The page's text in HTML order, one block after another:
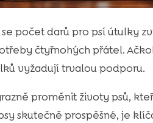
počet darů pro psí útulky
čtyřnohých přátel.
vyžadují trvalou podporu.
proměnit životy psů,
skutečně prospěšné, je